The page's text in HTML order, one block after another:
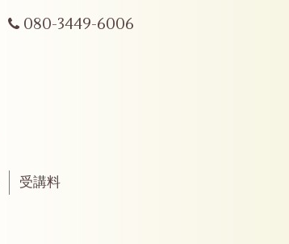
080-3449-6006
受講料